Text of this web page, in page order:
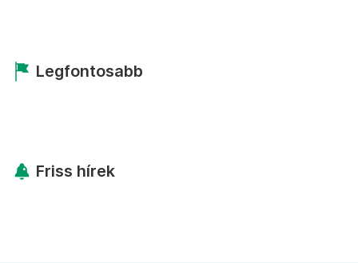
Legfontosabb
Friss hírek